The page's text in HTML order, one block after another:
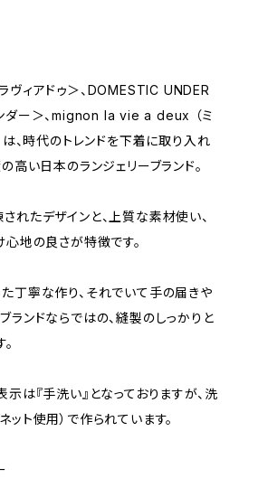
ィアドゥ＞、DOMESTIC UNDER
ダー＞、mignon la vie a deux （ミ
は、時代のトレンドを下着に取り入れ
高い日本のランジェリーブランド。
れたデザインと、上質な素材使い、
心地の良さが特徴です。
丁寧な作り、それでいて手の届きや
ランドならではの、縫製のしっかりと
示は『手洗い』となっておりますが、洗
ット使用）で作られています。